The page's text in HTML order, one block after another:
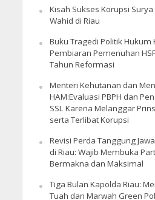
Kisah Sukses Korupsi
Wahid di Riau
Buku Tragedi Politik Hukum
Pembiaran Pemenuhan
Tahun Reformasi
Menteri Kehutanan dan
HAM:Evaluasi PBPH dan
SSL Karena Melanggar
serta Terlibat Korupsi
Revisi Perda Tanggung
di Riau: Wajib Membuka
Bermakna dan Maksimal
Tiga Bulan Kapolda Riau:
Tuah dan Marwah Green